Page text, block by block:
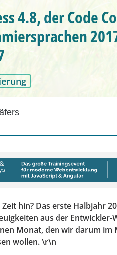
4.8, der Code
hin? Das erste Halbjahr
aus der
Monat, den wir darum im
wollen. \r\n